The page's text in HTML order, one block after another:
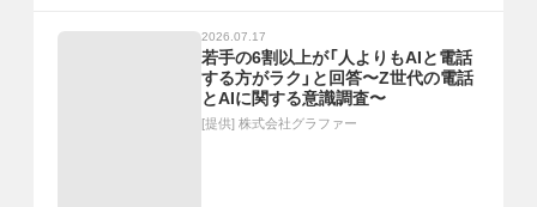
2026.07.17
若手の6割以上が「人よりもAIと電話
する方がラク」と回答〜Z世代の電話
とAIに関する意識調査〜
[提供] 株式会社グラファー